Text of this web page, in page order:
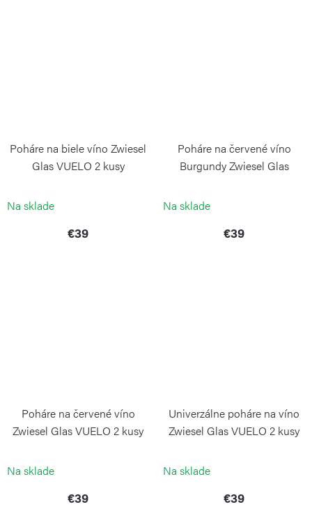
Poháre na biele víno Zwiesel
Glas VUELO 2 kusy
Na sklade
€39
Poháre na červené víno
Burgundy Zwiesel Glas
ZWIESEL GLAS
Na sklade
€39
Poháre na červené víno
Zwiesel Glas VUELO 2 kusy
Na sklade
€39
Univerzálne poháre na víno
Zwiesel Glas VUELO 2 kusy
Na sklade
€39